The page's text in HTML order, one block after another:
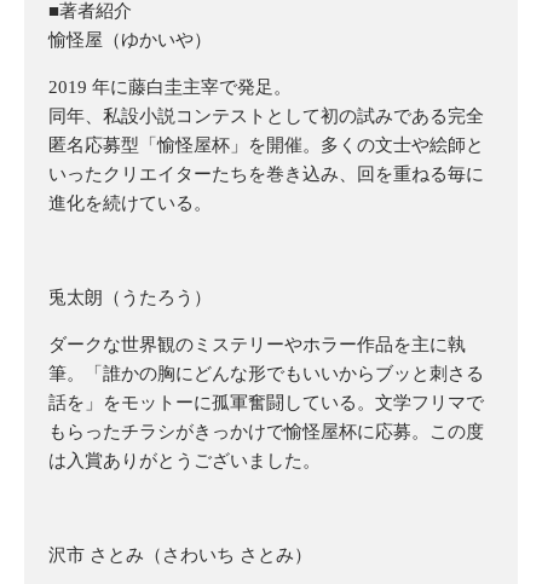
■著者紹介
愉怪屋（ゆかいや）
2019 年に藤白圭主宰で発足。
同年、私設小説コンテストとして初の試みである完全
匿名応募型「愉怪屋杯」を開催。多くの文士や絵師と
いったクリエイターたちを巻き込み、回を重ねる毎に
進化を続けている。
兎太朗（うたろう）
ダークな世界観のミステリーやホラー作品を主に執
筆。「誰かの胸にどんな形でもいいからブッと刺さる
話を」をモットーに孤軍奮闘している。文学フリマで
もらったチラシがきっかけで愉怪屋杯に応募。この度
は入賞ありがとうございました。
沢市 さとみ（さわいち さとみ）